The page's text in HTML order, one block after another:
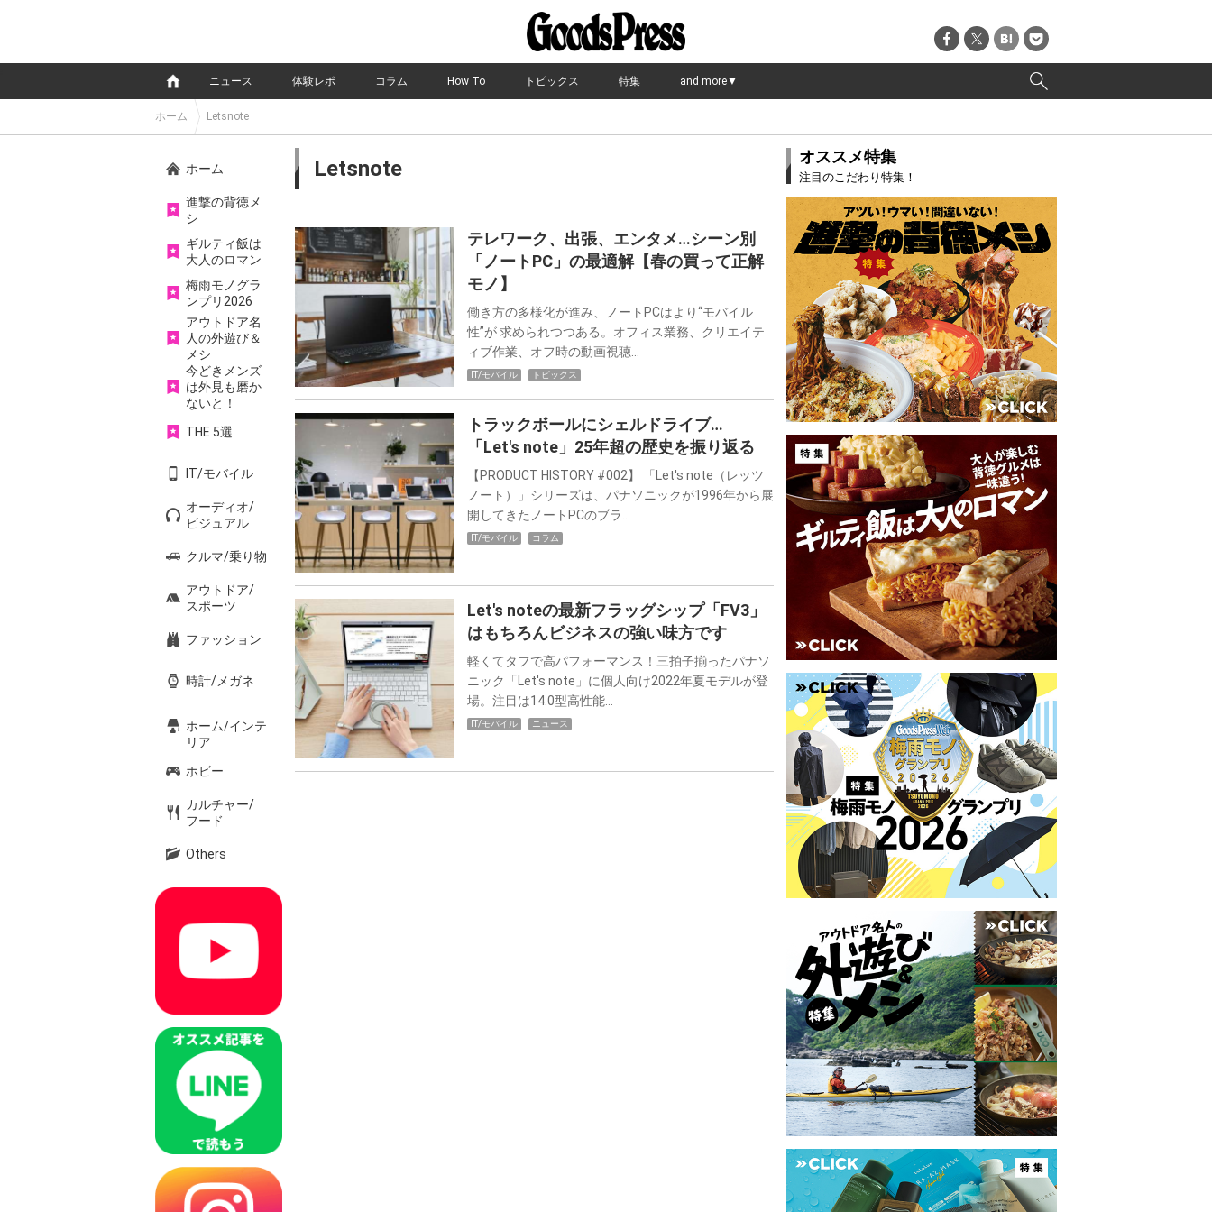
ニュース 体験レポ コラム How To トピックス 特集 and more▼
ホーム Letsnote
ホーム
進撃の背徳メ
シ
ギルティ飯は
大人のロマン
梅雨モノグラ
ンプリ2026
アウトドア名
人の外遊び＆
メシ
今どきメンズ
は外見も磨か
ないと！
THE 5選
IT/モバイル
オーディオ/
ビジュアル
クルマ/乗り物
アウトドア/
スポーツ
ファッション
時計/メガネ
ホーム/インテ
リア
ホビー
カルチャー/
フード
Others
Letsnote
テレワーク、出張、エンタメ…シーン別
「ノートPC」の最適解【春の買って正解
モノ】
働き方の多様化が進み、ノートPCはより“モバイル
性”が 求められつつある。オフィス業務、クリエイテ
ィブ作業、オフ時の動画視聴…
IT/モバイル トピックス
トラックボールにシェルドライブ…
「Let's note」25年超の歴史を振り返る
【PRODUCT HISTORY #002】 「Let's note（レッツ
ノート）」シリーズは、パナソニックが1996年から展
開してきたノートPCのブラ…
IT/モバイル コラム
Let's noteの最新フラッグシップ「FV3」
はもちろんビジネスの強い味方です
軽くてタフで高パフォーマンス！三拍子揃ったパナソ
ニック「Let's note」に個人向け2022年夏モデルが登
場。注目は14.0型高性能…
IT/モバイル ニュース
オススメ特集
注目のこだわり特集！